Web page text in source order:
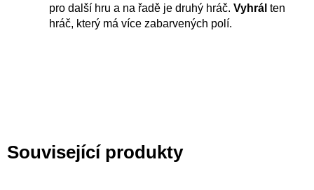
pro další hru a na řadě je druhý hráč. Vyhrál ten
hráč, který má více zabarvených polí.
Související produkty